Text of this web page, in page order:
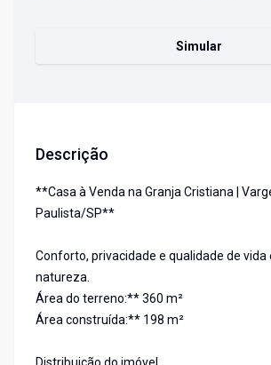
Simular
Descrição
**Casa à Venda na Granja Cristiana |
Paulista/SP**
Conforto, privacidade e qualidade de vida
natureza.
Área do terreno:** 360 m²
Área construída:** 198 m²